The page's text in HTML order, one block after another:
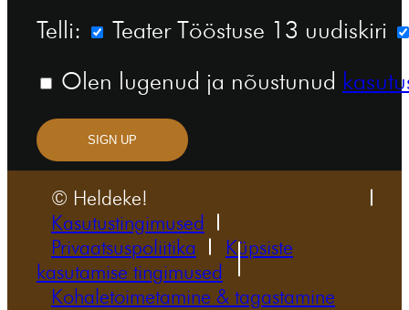
Telli:
Teater Tööstuse 13 uudiskiri
Olen lugenud ja nõustunud
SIGN UP
© Heldeke!
Kasutustingimused
Privaatsuspoliitika
Küpsiste
kasutamise tingimused
Kohaletoimetamine & tagastamine